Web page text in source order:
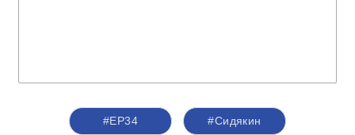
#ЕР34 #Сидякин